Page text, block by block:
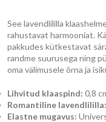
See lavendlililla
rahustavat harmooniat.
pakkudes kütkestavat
randme suurusega ning
oma välimusele õrna ja
Lihvitud klaaspind: 0,8
Romantiline lavendlililla:
Elastne mugavus: